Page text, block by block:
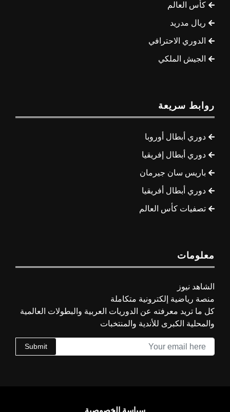
كأس العالم
ريال مدريد
الدوري الاحترافي
الجيش الملكي
روابط سريعة
دوري أبطال أوروبا
دوري أبطال إفريقيا
باريس سان جيرمان
دوري أبطال أفريقيا
تصفيات كأس العالم
معلومات
الشاهد نيوز
منصة رياضية إلكترونية متكاملة
كل ما تريد معرفته عن الدوريات العربية والبطولات العالمية
والمحلية الكبرى للأندية والمنتخبات
Submit